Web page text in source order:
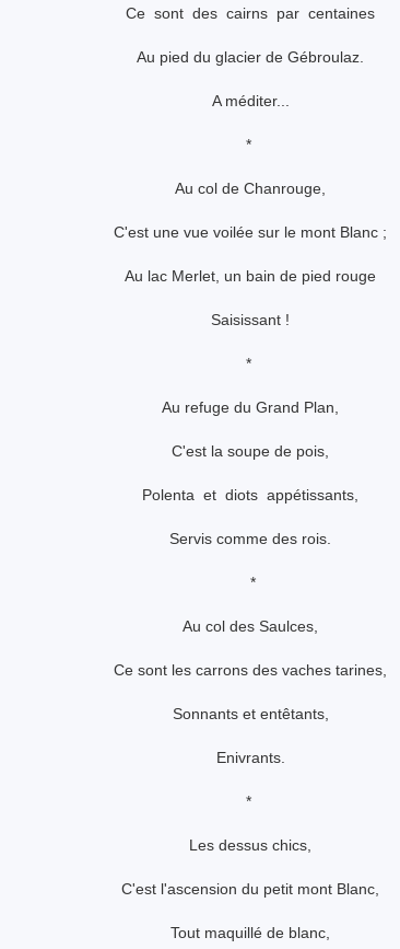
Ce sont des cairns par centaines
Au pied du glacier de Gébroulaz.
A méditer...
*
Au col de Chanrouge,
C'est une vue voilée sur le mont Blanc ;
Au lac Merlet, un bain de pied rouge
Saisissant !
*
Au refuge du Grand Plan,
C'est la soupe de pois,
Polenta et diots appétissants,
Servis comme des rois.
*
Au col des Saulces,
Ce sont les carrons des vaches tarines,
Sonnants et entêtants,
Enivrants.
*
Les dessus chics,
C'est l'ascension du petit mont Blanc,
Tout maquillé de blanc,